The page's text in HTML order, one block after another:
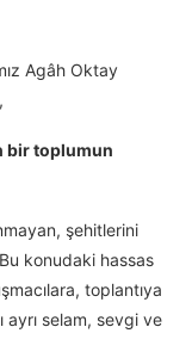
Agâh Oktay
bir toplumun
şehitlerini
konudaki hassas
toplantıya
selam, sevgi ve